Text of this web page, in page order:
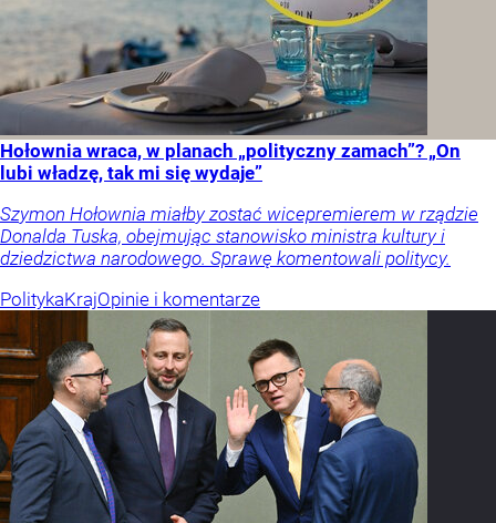
Hołownia wraca, w planach „polityczny zamach”? „On
lubi władzę, tak mi się wydaje”
Szymon Hołownia miałby zostać wicepremierem w rządzie
Donalda Tuska, obejmując stanowisko ministra kultury i
dziedzictwa narodowego. Sprawę komentowali politycy.
PolitykaKrajOpinie i komentarze